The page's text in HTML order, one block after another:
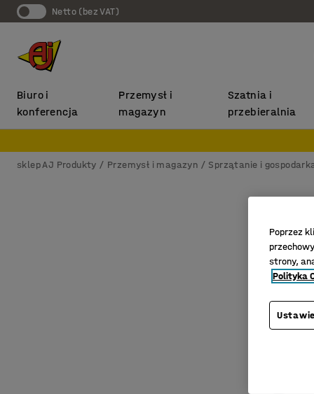
Netto (bez VAT)
Biuro i
konferencja
Przemysł i
magazyn
Szatnia i
przebieralnia
sklep AJ Produkty Przemysł i magazyn Sprzątanie i
Poprzez
strony,
Polityka